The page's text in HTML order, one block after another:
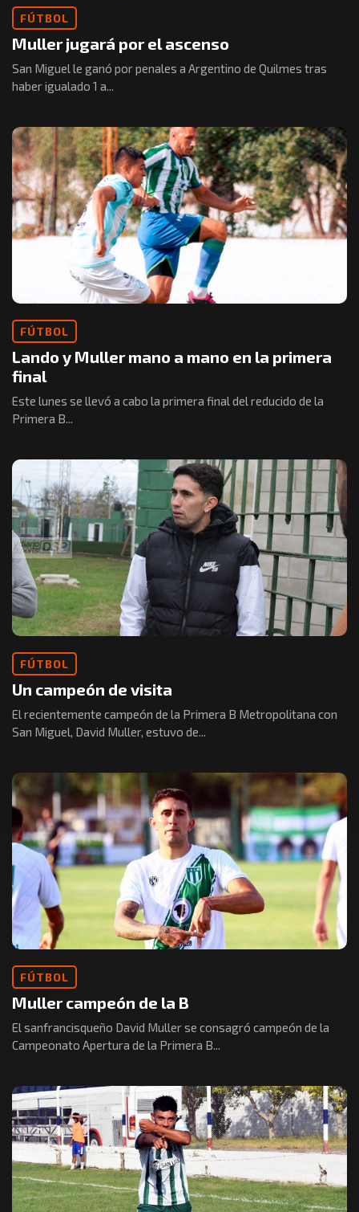
FÚTBOL
Muller jugará por el ascenso
San Miguel le ganó por penales a Argentino de Quilmes tras
haber igualado 1 a...
FÚTBOL
Lando y Muller mano a mano en la primera
final
Este lunes se llevó a cabo la primera final del reducido de la
Primera B...
FÚTBOL
Un campeón de visita
El recientemente campeón de la Primera B Metropolitana con
San Miguel, David Muller, estuvo de...
FÚTBOL
Muller campeón de la B
El sanfrancisqueño David Muller se consagró campeón de la
Campeonato Apertura de la Primera B...